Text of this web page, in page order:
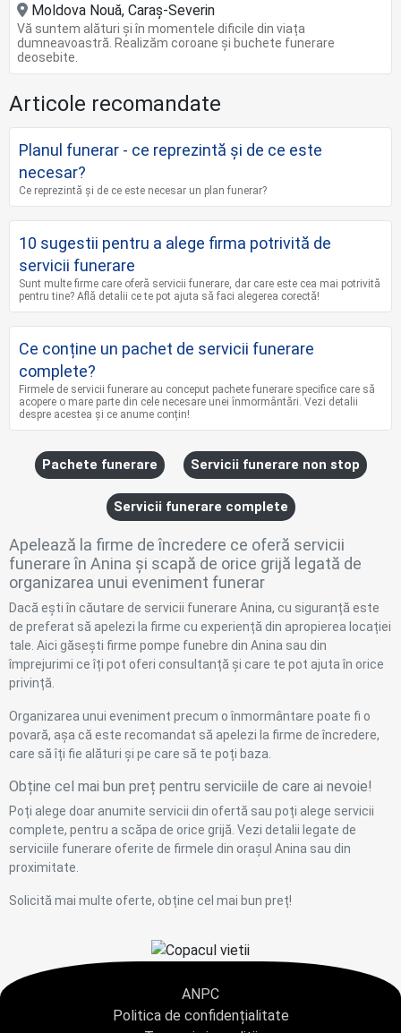
Moldova Nouă, Caraș-Severin
Vă suntem alături și în momentele dificile din viața
dumneavoastră. Realizăm coroane și buchete funerare
deosebite.
Articole recomandate
Planul funerar - ce reprezintă și de ce este
necesar?
Ce reprezintă și de ce este necesar un plan funerar?
10 sugestii pentru a alege firma potrivită de
servicii funerare
Sunt multe firme care oferă servicii funerare, dar care este cea mai potrivită
pentru tine? Află detalii ce te pot ajuta să faci alegerea corectă!
Ce conține un pachet de servicii funerare
complete?
Firmele de servicii funerare au conceput pachete funerare specifice care să
acopere o mare parte din cele necesare unei înmormântări. Vezi detalii
despre acestea și ce anume conțin!
Pachete funerare Servicii funerare non stop
Servicii funerare complete
Apelează la firme de încredere ce oferă servicii
funerare în Anina și scapă de orice grijă legată de
organizarea unui eveniment funerar
Dacă ești în căutare de servicii funerare Anina, cu siguranță este
de preferat să apelezi la firme cu experiență din apropierea locației
tale. Aici găsești firme pompe funebre din Anina sau din
împrejurimi ce îți pot oferi consultanță și care te pot ajuta în orice
privință.
Organizarea unui eveniment precum o înmormântare poate fi o
povară, așa că este recomandat să apelezi la firme de încredere,
care să îți fie alături și pe care să te poți baza.
Obține cel mai bun preț pentru serviciile de care ai nevoie!
Poți alege doar anumite servicii din ofertă sau poți alege servicii
complete, pentru a scăpa de orice grijă. Vezi detalii legate de
serviciile funerare oferite de firmele din orașul Anina sau din
proximitate.
Solicită mai multe oferte, obține cel mai bun preț!
ANPC
Politica de confidențialitate